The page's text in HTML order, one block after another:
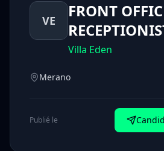
VE
FRONT
Villa Eden
Merano
Publié le